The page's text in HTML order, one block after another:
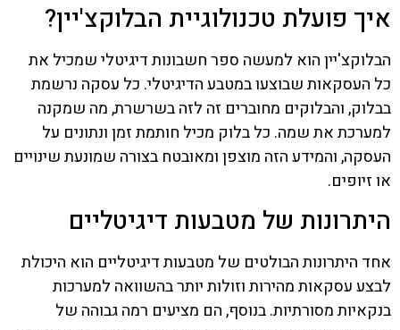
איך פועלת טכנולוגיית הבלוקצ'יין?
הבלוקצ'יין הוא למעשה ספר חשבונות דיגיטלי שמכיל את
כל העסקאות שבוצעו במטבע הדיגיטלי. כל עסקה נרשמת
בבלוק, והבלוקים מחוברים זה לזה בשרשרת, מה שמקנה
למערכת את שמה. כל בלוק מכיל חותמת זמן ונתונים על
העסקה, והמידע הזה מוצפן ומאובטח בצורה שמונעת שינויים
או זיופים.
היתרונות של מטבעות דיגיטליים
אחד היתרונות הבולטים של מטבעות דיגיטליים הוא היכולת
לבצע עסקאות מהירות וזולות יותר בהשוואה למערכות
בנקאיות מסורתיות. בנוסף, הם מציעים רמה גבוהה של